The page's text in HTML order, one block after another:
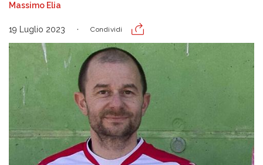
Massimo Elia
19 Luglio 2023 Condividi